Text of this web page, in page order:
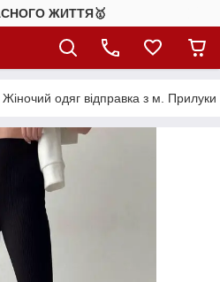
ЖИТТЯ🥇
Жіночий одяг відправка з м. Прилуки